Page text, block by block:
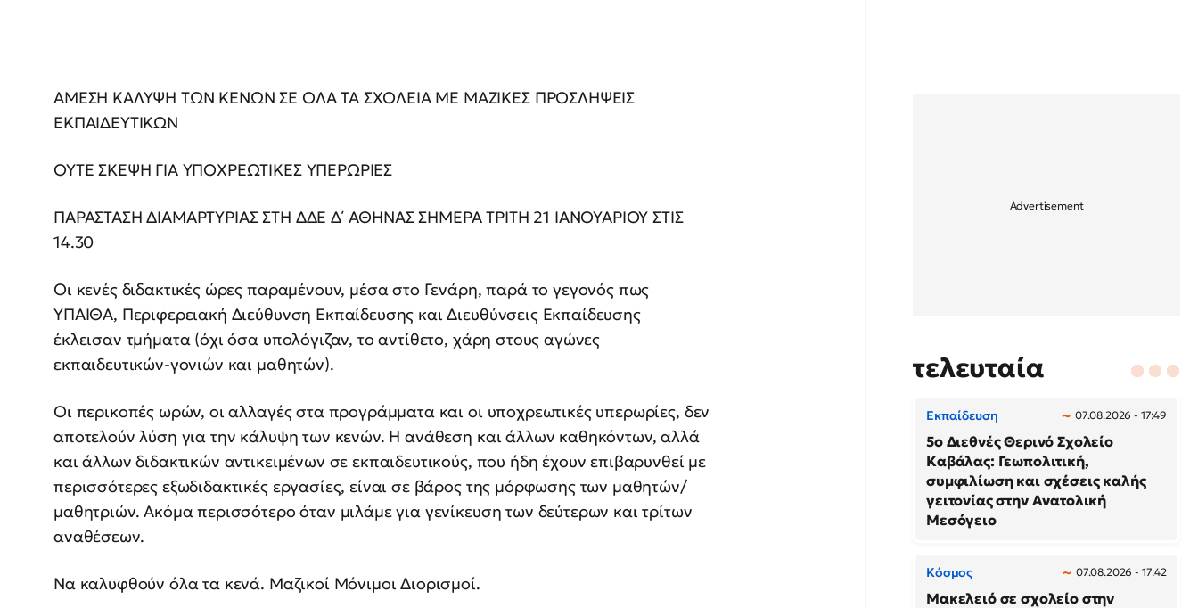
ΑΜΕΣΗ ΚΑΛΥΨΗ ΤΩΝ ΚΕΝΩΝ ΣΕ ΟΛΑ ΤΑ ΣΧΟΛΕΙΑ ΜΕ ΜΑΖΙΚΕΣ ΠΡΟΣΛΗΨΕΙΣ
ΕΚΠΑΙΔΕΥΤΙΚΩΝ
ΟΥΤΕ ΣΚΕΨΗ ΓΙΑ ΥΠΟΧΡΕΩΤΙΚΕΣ ΥΠΕΡΩΡΙΕΣ
ΠΑΡΑΣΤΑΣΗ ΔΙΑΜΑΡΤΥΡΙΑΣ ΣΤΗ ΔΔΕ Δ΄ ΑΘΗΝΑΣ ΣΗΜΕΡΑ ΤΡΙΤΗ 21 ΙΑΝΟΥΑΡΙΟΥ ΣΤΙΣ
14.30
Οι κενές διδακτικές ώρες παραμένουν, μέσα στο Γενάρη, παρά το γεγονός πως
ΥΠΑΙΘΑ, Περιφερειακή Διεύθυνση Εκπαίδευσης και Διευθύνσεις Εκπαίδευσης
έκλεισαν τμήματα (όχι όσα υπολόγιζαν, το αντίθετο, χάρη στους αγώνες
εκπαιδευτικών-γονιών και μαθητών).
Οι περικοπές ωρών, οι αλλαγές στα προγράμματα και οι υποχρεωτικές υπερωρίες, δεν
αποτελούν λύση για την κάλυψη των κενών. Η ανάθεση και άλλων καθηκόντων, αλλά
και άλλων διδακτικών αντικειμένων σε εκπαιδευτικούς, που ήδη έχουν επιβαρυνθεί με
περισσότερες εξωδιδακτικές εργασίες, είναι σε βάρος της μόρφωσης των μαθητών/
μαθητριών. Ακόμα περισσότερο όταν μιλάμε για γενίκευση των δεύτερων και τρίτων
αναθέσεων.
Να καλυφθούν όλα τα κενά. Μαζικοί Μόνιμοι Διορισμοί.
τελευταία
Εκπαίδευση 07.08.2026 - 17:49
5ο Διεθνές Θερινό Σχολείο
Καβάλας: Γεωπολιτική,
συμφιλίωση και σχέσεις καλής
γειτονίας στην Ανατολική
Μεσόγειο
Κόσμος 07.08.2026 - 17:42
Μακελειό σε σχολείο στην